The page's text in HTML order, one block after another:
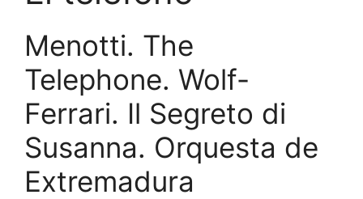
Menotti. The
Telephone. Wolf-
Ferrari. Il Segreto di
Susanna. Orquesta de
Extremadura